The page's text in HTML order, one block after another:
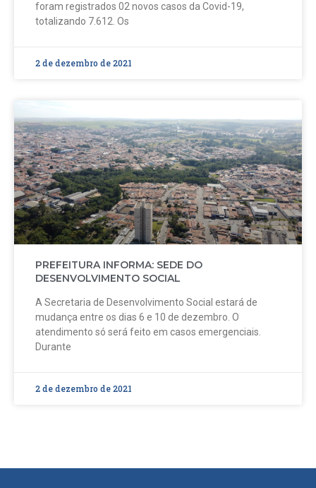
foram registrados 02 novos casos da Covid-19,
totalizando 7.612. Os
2 de dezembro de 2021
PREFEITURA INFORMA: SEDE DO
DESENVOLVIMENTO SOCIAL
A Secretaria de Desenvolvimento Social estará de
mudança entre os dias 6 e 10 de dezembro. O
atendimento só será feito em casos emergenciais.
Durante
2 de dezembro de 2021